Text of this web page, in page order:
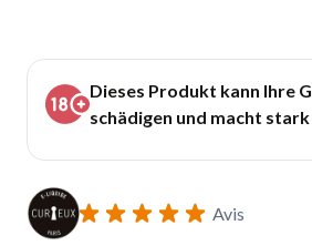
Dieses Produkt kann Ihre
schädigen und macht
Avis